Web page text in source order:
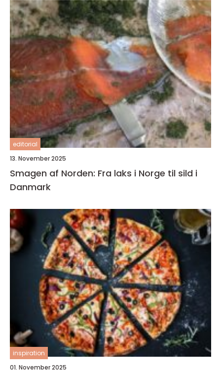
editorial
13. November 2025
Smagen af Norden: Fra laks i Norge til sild i
Danmark
inspiration
01. November 2025